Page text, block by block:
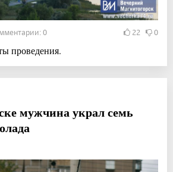
0 22 0
проведения.
мужчина украл семь